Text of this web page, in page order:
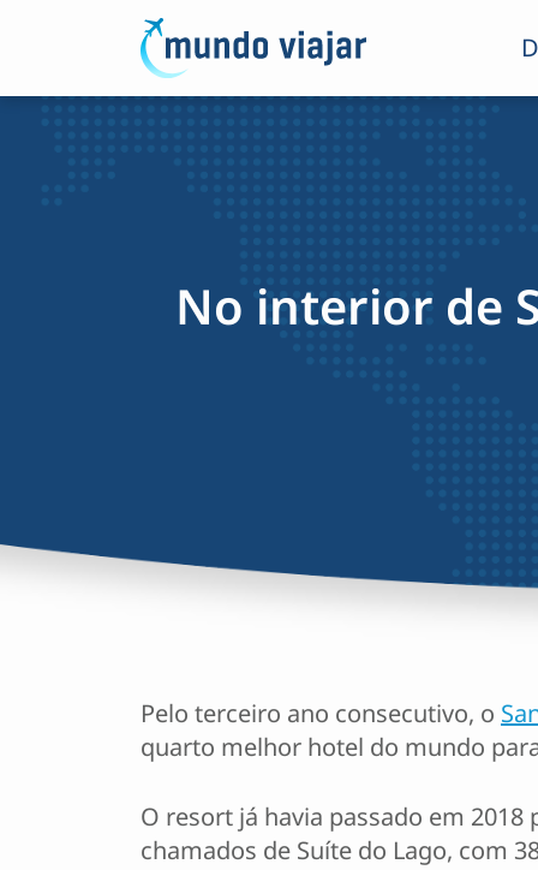
No interior de
Pelo terceiro ano consecutivo, o
quarto melhor hotel do mundo
O resort já havia passado em
chamados de Suíte do Lago, com